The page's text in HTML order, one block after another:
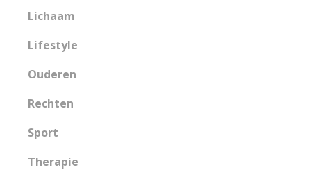
Lichaam
Lifestyle
Ouderen
Rechten
Sport
Therapie